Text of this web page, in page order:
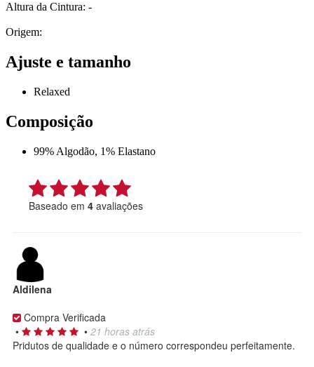
Altura da Cintura: -
Origem:
Ajuste e tamanho
Relaxed
Composição
99% Algodão, 1% Elastano
Baseado em 4 avaliações
Aldilena
Compra Verificada
•
• 21 horas atrás
Pridutos de qualidade e o número correspondeu perfeitamente.